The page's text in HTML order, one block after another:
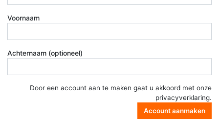
Voornaam
Achternaam (optioneel)
Door een account aan te maken gaat u akkoord met onze
privacyverklaring.
Account aanmaken